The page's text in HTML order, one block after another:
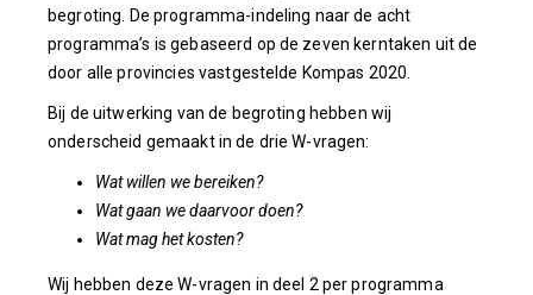
begroting. De programma-indeling naar de acht
programma’s is gebaseerd op de zeven kerntaken uit de
door alle provincies vastgestelde Kompas 2020.
Bij de uitwerking van de begroting hebben wij
onderscheid gemaakt in de drie W-vragen:
Wat willen we bereiken?
Wat gaan we daarvoor doen?
Wat mag het kosten?
Wij hebben deze W-vragen in deel 2 per programma